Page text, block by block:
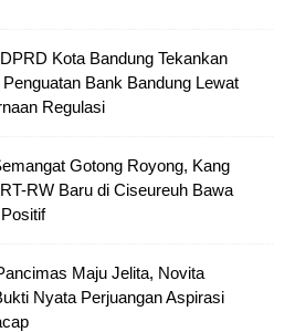
Kota Bandung Tekankan
Bank Bandung Lewat
Regulasi
Gotong Royong, Kang
RW Baru di Ciseureuh Bawa
Maju Jelita, Novita
Nyata Perjuangan Aspirasi